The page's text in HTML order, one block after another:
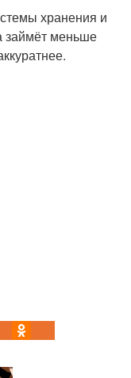
хранения и
займёт меньше